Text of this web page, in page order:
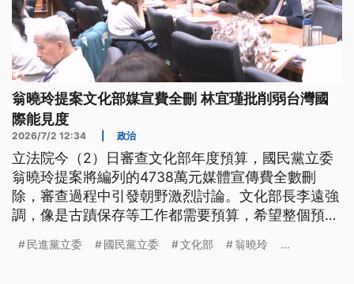
翁曉玲提案文化部媒宣費全刪 林宜瑾批削弱台灣國
際能見度
2026/7/2 12:34 政治
立法院今（2）日審查文化部年度預算，國民黨立委
翁曉玲提案將編列的4738萬元媒體宣傳費全數刪
除，審查過程中引發朝野激烈討論。文化部長李遠強
調，像是古蹟保存等工作都需要預算，希望整個預算
民進黨立委 國民黨立委 文化部 翁曉玲 ...